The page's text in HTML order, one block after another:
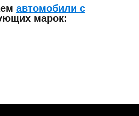
автомобили с
марок: